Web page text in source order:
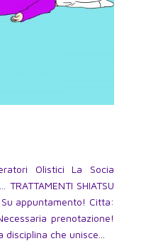
Olistici La Socia
SHIATSU
appuntamento! Citta:
prenotazione!
che unisce...